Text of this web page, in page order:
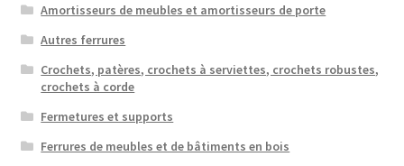
Amortisseurs de meubles et amortisseurs de porte
Autres ferrures
Crochets, patères, crochets à serviettes, crochets robustes,
crochets à corde
Fermetures et supports
Ferrures de meubles et de bâtiments en bois